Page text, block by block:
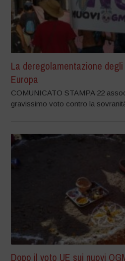
La deregolamentazione
Europa
COMUNICATO STAMPA 22
gravissimo voto contro la
Dopo il voto UE sui nuovi